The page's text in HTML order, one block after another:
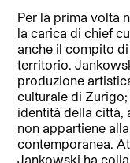
Per la prima volta
la carica di chief
anche il compito
territorio.
produzione
culturale di
identità della città,
non appartiene
contemporanea.
Jankowski ha